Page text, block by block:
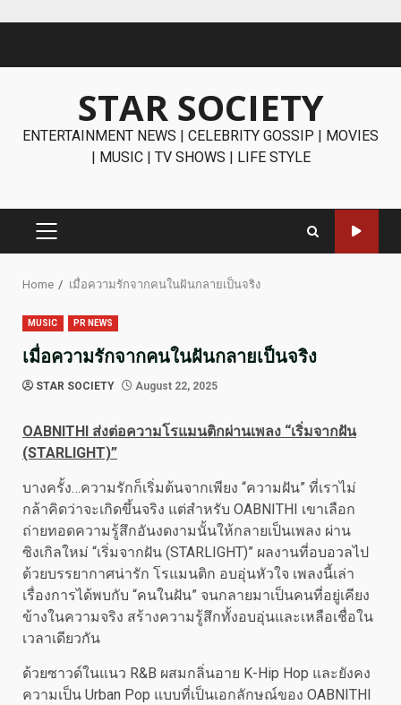
STAR SOCIETY
ENTERTAINMENT NEWS | CELEBRITY GOSSIP | MOVIES
| MUSIC | TV SHOWS | LIFE STYLE
PRIMARY
Home เมื่อความรักจากคนในฝันกลายเป็นจริง
MUSIC PR NEWS
เมื่อความรักจากคนในฝันกลายเป็นจริง
STAR SOCIETY August 22, 2025
OABNITHI ส่งต่อความโรแมนติกผ่านเพลง “เริ่มจากฝัน
(STARLIGHT)”
บางครั้ง…ความรักก็เริ่มต้นจากเพียง “ความฝัน” ที่เราไม่
กล้าคิดว่าจะเกิดขึ้นจริง แต่สำหรับ OABNITHI เขาเลือก
ถ่ายทอดความรู้สึกอันงดงามนั้นให้กลายเป็นเพลง ผ่าน
ซิงเกิลใหม่ “เริ่มจากฝัน (STARLIGHT)” ผลงานที่อบอวลไป
ด้วยบรรยากาศน่ารัก โรแมนติก อบอุ่นหัวใจ เพลงนี้เล่า
เรื่องการได้พบกับ “คนในฝัน” จนกลายมาเป็นคนที่อยู่เคียง
ข้างในความจริง สร้างความรู้สึกทั้งอบอุ่นและเหลือเชื่อใน
เวลาเดียวกัน
ด้วยซาวด์ในแนว R&B ผสมกลิ่นอาย K-Hip Hop และยังคง
ความเป็น Urban Pop แบบที่เป็นเอกลักษณ์ของ OABNITHI